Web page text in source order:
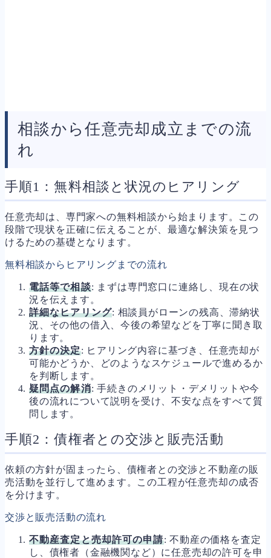
相談から任意売却成立までの流
れ
手順1：無料相談と状況のヒアリング
任意売却は、専門家への無料相談から始まります。この
段階で現状を正確に伝えることが、最適な解決策を見つ
けるための基礎となります。
無料相談からヒアリングまでの流れ
電話等で相談: まずは専門窓口に連絡し、現在の状
況を伝えます。
詳細なヒアリング: 相談員がローンの残高、滞納状
況、その他の借入、今後の希望などを丁寧に聞き取
ります。
方針の決定: ヒアリング内容に基づき、任意売却が
可能かどうか、どのようなスケジュールで進めるか
を判断します。
疑問点の解消: 手続きのメリット・デメリットや今
後の流れについて説明を受け、不安な点をすべて質
問します。
手順2：債権者との交渉と販売活動
依頼の方針が固まったら、債権者との交渉と不動産の販
売活動を並行して進めます。この工程が任意売却の成否
を分けます。
交渉と販売活動の流れ
不動産査定と売却許可の申請: 不動産の価格を査定
し、債権者（金融機関など）に任意売却の許可を申